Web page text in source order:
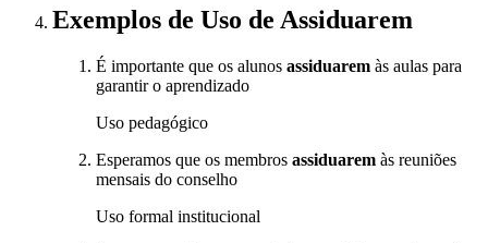
Exemplos de Uso de Assiduarem
É importante que os alunos assiduarem às aulas para
garantir o aprendizado
Uso pedagógico
Esperamos que os membros assiduarem às reuniões
mensais do conselho
Uso formal institucional